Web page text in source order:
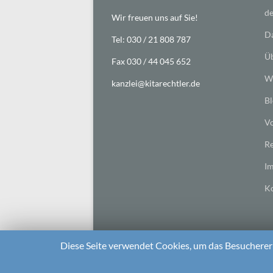
Wir freuen uns auf Sie!
Tel: 030 / 21 808 787
Fax 030 / 44 045 652
kanzlei@kitarechtler.de
Diese Seite verwendet Cookies, um das